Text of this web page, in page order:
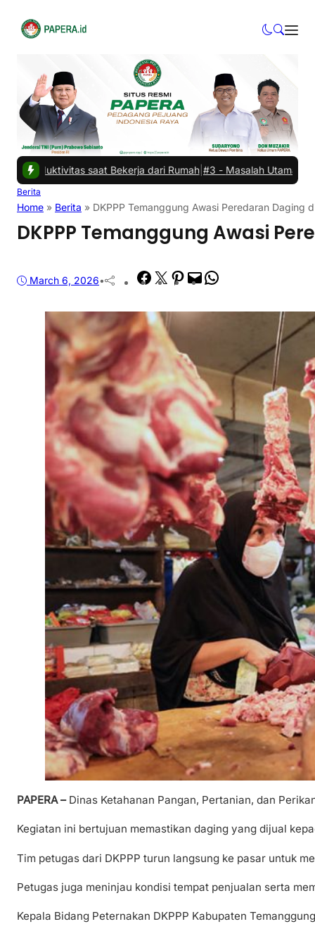
saat Bekerja dari Rumah|#3 -Masalah Utama Infrastruktur
Berita
Home » Berita » DKPPP Temanggung Awasi Peredaran Daging
DKPPP Temanggung Awasi
March 6, 2026• Facebook
TwitterPinterest
Mail
PAPERA –Dinas Ketahanan Pangan, Pertanian, dan
Kegiatan ini bertujuan memastikan daging yang dijual
Tim petugas dari DKPPP turun langsung ke pasar untuk
Petugas juga meninjau kondisi tempat penjualan serta
Kepala Bidang Peternakan DKPPP Kabupaten